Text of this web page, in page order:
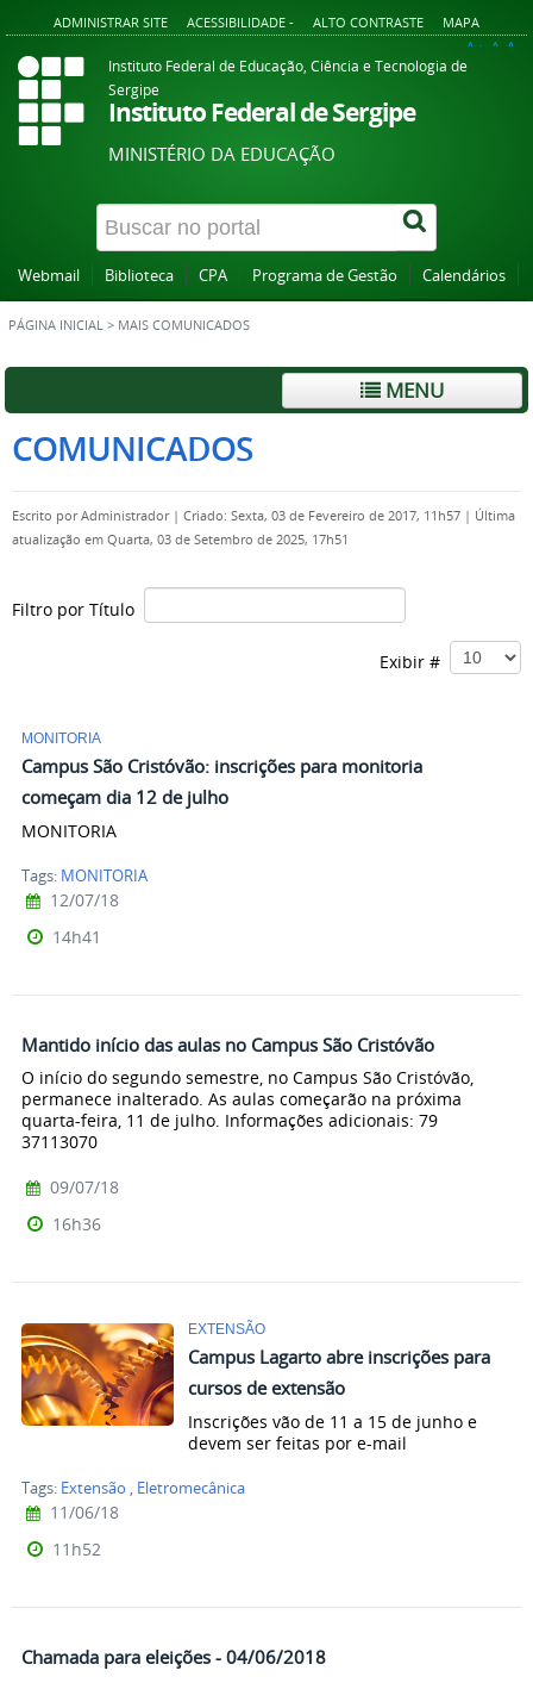
ADMINISTRAR SITE ACESSIBILIDADE - ALTO CONTRASTE MAPA
A+ A A-
Instituto Federal de Educação, Ciência e Tecnologia de
Sergipe
Instituto Federal de Sergipe
MINISTÉRIO DA EDUCAÇÃO
Webmail Biblioteca CPA Programa de Gestão Calendários
PÁGINA INICIAL > MAIS COMUNICADOS
MENU
COMUNICADOS
Escrito porAdministrador | Criado: Sexta, 03 de Fevereiro de 2017, 11h57 | Última
atualização em Quarta, 03 de Setembro de 2025, 17h51
Filtro por Título
Exibir #
MONITORIA
Campus São Cristóvão: inscrições para monitoria
começam dia 12 de julho
MONITORIA
Tags: MONITORIA
12/07/18
14h41
Mantido início das aulas no Campus São Cristóvão
O início do segundo semestre, no Campus São Cristóvão,
permanece inalterado. As aulas começarão na próxima
quarta-feira, 11 de julho. Informações adicionais: 79
37113070
09/07/18
16h36
EXTENSÃO
Campus Lagarto abre inscrições para
cursos de extensão
Inscrições vão de 11 a 15 de junho e
devem ser feitas por e-mail
Tags: Extensão , Eletromecânica
11/06/18
11h52
Chamada para eleições - 04/06/2018